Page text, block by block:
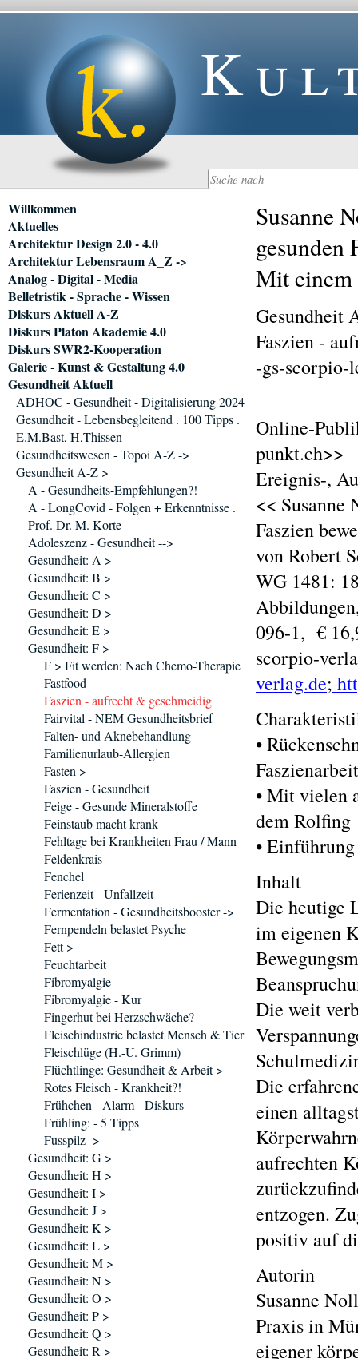
Susanne
gesunden
Mit
Gesundheit
Faszien -
-gs-scorpio-
Online-
punkt.ch>>
Ereignis-,
<< Susanne
Faszien
von Robert
WG 1481:
096-1, €
scorpio-
verlag.de;
•
• Mit vielen
dem Rolfing
•
Inhalt
Die heutige
im eigenen
Die weit
Die
einen
aufrechten
entzogen.
positiv auf
Autorin
Susanne
Praxis in
eigener
Navigation
überspringen
Willkommen
Aktuelles
Architektur Design 2.0 - 4.0
Architektur Lebensraum A_Z ->
Analog - Digital - Media
Belletristik - Sprache - Wissen
Diskurs Aktuell A-Z
Diskurs Platon Akademie 4.0
Diskurs SWR2-Kooperation
Galerie - Kunst & Gestaltung 4.0
Gesundheit Aktuell
ADHOC - Gesundheit - Digitalisierung 2024
Gesundheit - Lebensbegleitend . 100 Tipps .
E.M.Bast, H,Thissen
Gesundheitswesen - Topoi A-Z ->
Gesundheit A-Z >
A - Gesundheits-Empfehlungen?!
A - LongCovid - Folgen + Erkenntnisse .
Prof. Dr. M. Korte
Adoleszenz - Gesundheit -->
Gesundheit: A >
Gesundheit: B >
Gesundheit: C >
Gesundheit: D >
Gesundheit: E >
Gesundheit: F >
F > Fit werden: Nach Chemo-Therapie
Fastfood
Faszien - aufrecht & geschmeidig
Fairvital - NEM Gesundheitsbrief
Falten- und Aknebehandlung
Familienurlaub-Allergien
Fasten >
Faszien - Gesundheit
Feige - Gesunde Mineralstoffe
Feinstaub macht krank
Fehltage bei Krankheiten Frau / Mann
Feldenkrais
Fenchel
Ferienzeit - Unfallzeit
Fermentation - Gesundheitsbooster ->
Fernpendeln belastet Psyche
Fett >
Feuchtarbeit
Fibromyalgie
Fibromyalgie - Kur
Fingerhut bei Herzschwäche?
Fleischindustrie belastet Mensch & Tier
Fleischlüge (H.-U. Grimm)
Flüchtlinge: Gesundheit & Arbeit >
Rotes Fleisch - Krankheit?!
Frühchen - Alarm - Diskurs
Frühling: - 5 Tipps
Fusspilz ->
Gesundheit: G >
Gesundheit: H >
Gesundheit: I >
Gesundheit: J >
Gesundheit: K >
Gesundheit: L >
Gesundheit: M >
Gesundheit: N >
Gesundheit: O >
Gesundheit: P >
Gesundheit: Q >
Gesundheit: R >